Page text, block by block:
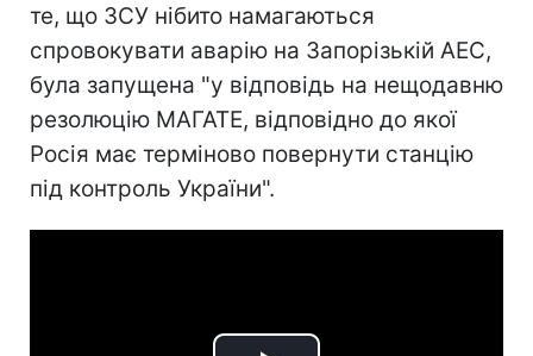
те, що ЗСУ нібито намагаються
спровокувати аварію на Запорізькій АЕС,
була запущена "у відповідь на нещодавню
резолюцію МАГАТЕ, відповідно до якої
Росія має терміново повернути станцію
під контроль України".